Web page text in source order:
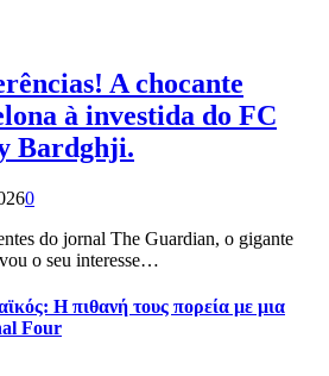
A chocante
à investida do FC
Bardghji.
0
do jornal The Guardian, o gigante
o seu interesse…
Η πιθανή τους πορεία με μια
Four